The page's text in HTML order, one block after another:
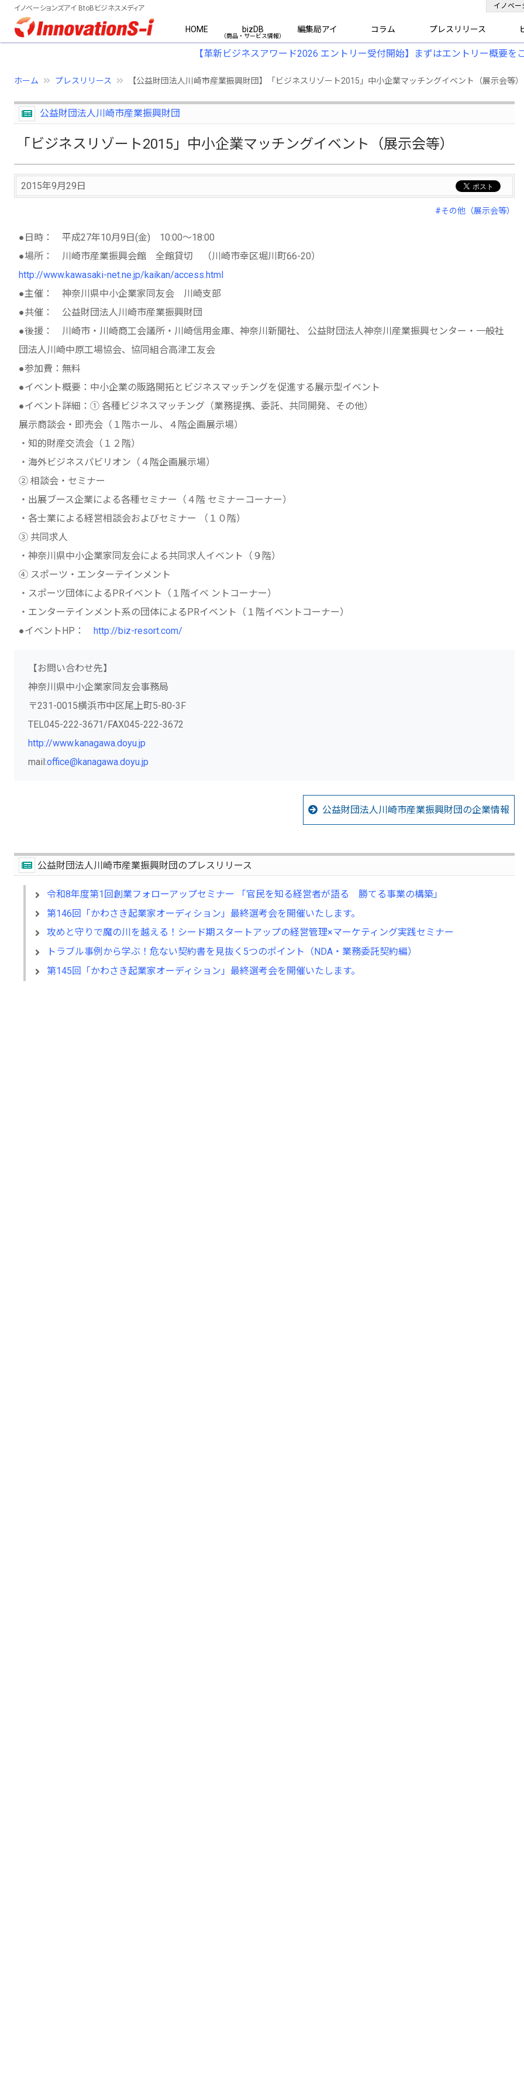
イノベーションズアイ BtoBビジネスメディア
HOME bizDB 編集局アイ コラム プレスリリース
イノベー
【革新ビジネスアワード2026 エントリー受付開始】まずはエントリー概要を
ホーム プレスリリース 【公益財団法人川崎市産業振興財団】「ビジネスリゾート2015」中小企業マッチングイベント（展示会等）
公益財団法人川崎市産業振興財団
「ビジネスリゾート2015」中小企業マッチングイベント（展示会等）
2015年9月29日
#その他（展示会等）
●日時： 平成27年10月9日(金) 10:00～18:00
●場所： 川崎市産業振興会館 全館貸切 （川崎市幸区堀川町66-20）
http://www.kawasaki-net.ne.jp/kaikan/access.html
●主催： 神奈川県中小企業家同友会 川崎支部
●共催： 公益財団法人川崎市産業振興財団
●後援： 川崎市・川崎商工会議所・川崎信用金庫、神奈川新聞社、 公益財団法人神奈川産業振興センター・一般社
団法人川崎中原工場協会、協同組合高津工友会
●参加費：無料
●イベント概要：中小企業の販路開拓とビジネスマッチングを促進する展示型イベント
●イベント詳細：① 各種ビジネスマッチング（業務提携、委託、共同開発、その他）
展示商談会・即売会（１階ホール、４階企画展示場）
・知的財産交流会（１２階）
・海外ビジネスパビリオン（４階企画展示場）
② 相談会・セミナー
・出展ブース企業による各種セミナー（４階 セミナーコーナー）
・各士業による経営相談会およびセミナー （１０階）
③ 共同求人
・神奈川県中小企業家同友会による共同求人イベント（９階）
④ スポーツ・エンターテインメント
・スポーツ団体によるPRイベント（１階イベ ントコーナー）
・エンターテインメント系の団体によるPRイベント（１階イベントコーナー）
●イベントHP： http://biz-resort.com/
【お問い合わせ先】
神奈川県中小企業家同友会事務局
〒231-0015横浜市中区尾上町5-80-3F
TEL045-222-3671/FAX045-222-3672
http://www.kanagawa.doyu.jp
mail:office@kanagawa.doyu.jp
公益財団法人川崎市産業振興財団の企業情報
公益財団法人川崎市産業振興財団のプレスリリース
令和8年度第1回創業フォローアップセミナー 「官民を知る経営者が語る 勝てる事業の構築」
第146回「かわさき起業家オーディション」最終選考会を開催いたします。
攻めと守りで魔の川を越える！シード期スタートアップの経営管理×マーケティング実践セミナー
トラブル事例から学ぶ！危ない契約書を見抜く5つのポイント（NDA・業務委託契約編）
第145回「かわさき起業家オーディション」最終選考会を開催いたします。